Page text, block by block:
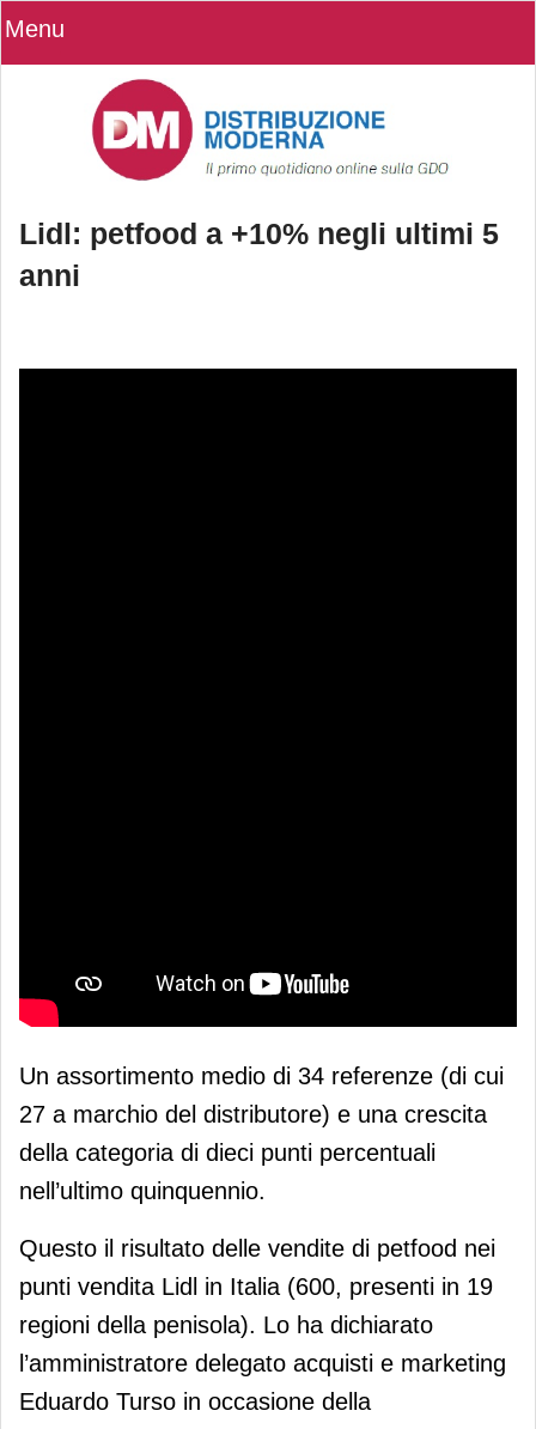
Menu
Lidl: petfood a +10% negli ultimi 5
anni
anni
Un assortimento medio di 34 referenze (di cui
27 a marchio del distributore) e una crescita
della categoria di dieci punti percentuali
nell’ultimo quinquennio.
Questo il risultato delle vendite di petfood nei
punti vendita Lidl in Italia (600, presenti in 19
regioni della penisola). Lo ha dichiarato
l’amministratore delegato acquisti e marketing
Eduardo Turso in occasione della